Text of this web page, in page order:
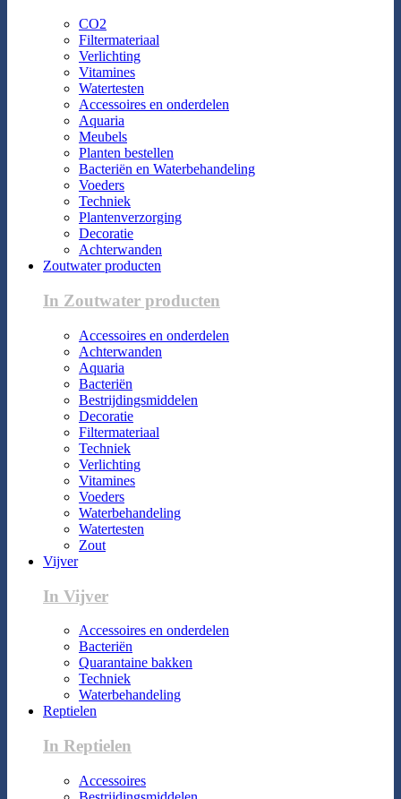
CO2
Filtermateriaal
Verlichting
Vitamines
Watertesten
Accessoires en onderdelen
Aquaria
Meubels
Planten bestellen
Bacteriën en Waterbehandeling
Voeders
Techniek
Plantenverzorging
Decoratie
Achterwanden
Zoutwater producten
In Zoutwater producten
Accessoires en onderdelen
Achterwanden
Aquaria
Bacteriën
Bestrijdingsmiddelen
Decoratie
Filtermateriaal
Techniek
Verlichting
Vitamines
Voeders
Waterbehandeling
Watertesten
Zout
Vijver
In Vijver
Accessoires en onderdelen
Bacteriën
Quarantaine bakken
Techniek
Waterbehandeling
Reptielen
In Reptielen
Accessoires